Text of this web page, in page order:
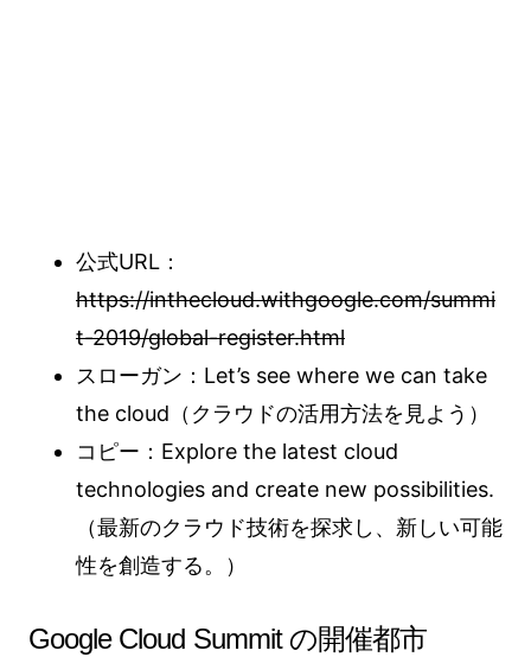
公式URL：
https://inthecloud.withgoogle.com/summi
t-2019/global-register.html
スローガン：Let’s see where we can take
the cloud（クラウドの活用方法を見よう）
コピー：Explore the latest cloud
technologies and create new possibilities.
（最新のクラウド技術を探求し、新しい可能
性を創造する。）
Google Cloud Summit の開催都市